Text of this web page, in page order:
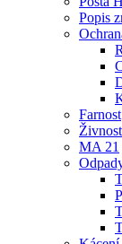
Popis
Farnost
MA 21